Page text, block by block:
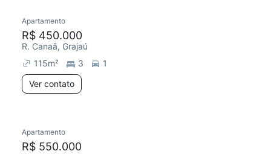
Redecorar
Apartamento
R$ 450.000
R. Canaã, Grajaú
115m² 3
1
Ver contato
Apartamento
R$ 550.000